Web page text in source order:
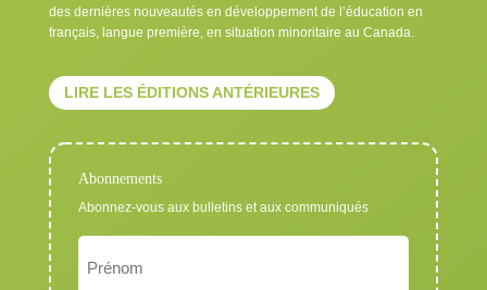
des dernières nouveautés en développement de l’éducation en
français, langue première, en situation minoritaire au Canada.
LIRE LES ÉDITIONS ANTÉRIEURES
Abonnements
Abonnez-vous aux bulletins et aux communiqués
Nom
Exigé